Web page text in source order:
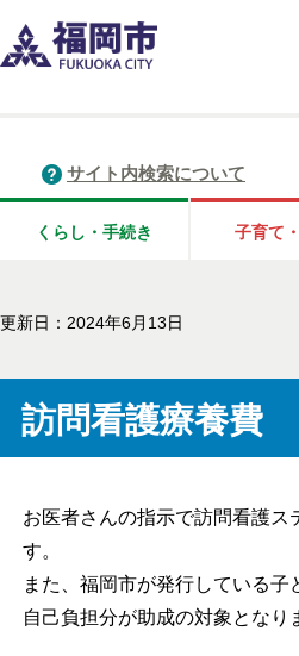
サイト内検索について
くらし・手続き 子育て
更新日：2024年6月13日
訪問看護療養費
お医者さんの指示で訪問看護
す。
また、福岡市が発行している
自己負担分が助成の対象となり